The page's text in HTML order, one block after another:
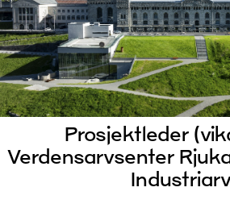
Prosjektleder
Verdensarvsenter